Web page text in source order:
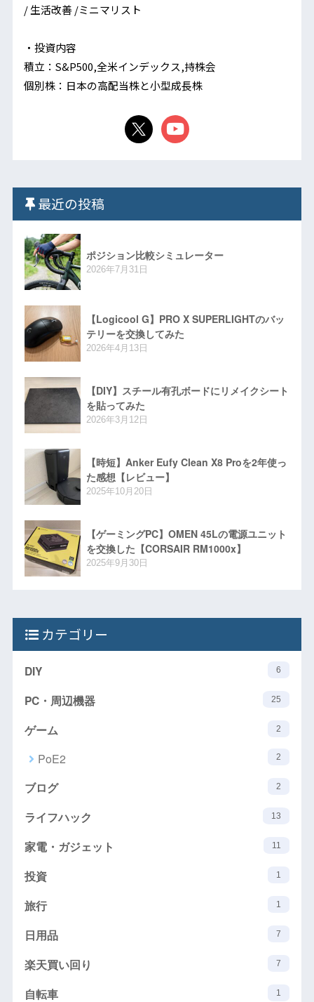
/ 生活改善 /ミニマリスト
・投資内容
積立：S&P500,全米インデックス,持株会
個別株：日本の高配当株と小型成長株
最近の投稿
ポジション比較シミュレーター
2026年7月31日
【Logicool G】PRO X SUPERLIGHTのバッ
テリーを交換してみた
2026年4月13日
【DIY】スチール有孔ボードにリメイクシート
を貼ってみた
2026年3月12日
【時短】Anker Eufy Clean X8 Proを2年使っ
た感想【レビュー】
2025年10月20日
【ゲーミングPC】OMEN 45Lの電源ユニット
を交換した【CORSAIR RM1000x】
2025年9月30日
カテゴリー
DIY 6
PC・周辺機器 25
ゲーム 2
PoE2 2
ブログ 2
ライフハック 13
家電・ガジェット 11
投資 1
旅行 1
日用品 7
楽天買い回り 7
自転車 1